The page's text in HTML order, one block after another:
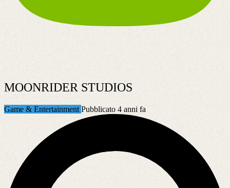
MOONRIDER STUDIOS
Game & Entertainment Pubblicato 4 anni fa